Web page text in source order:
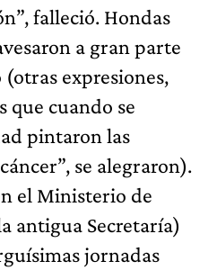
falleció. Hondas
a gran parte
expresiones,
que cuando se
pintaron las
se alegraron).
el Ministerio de
antigua Secretaría)
jornadas